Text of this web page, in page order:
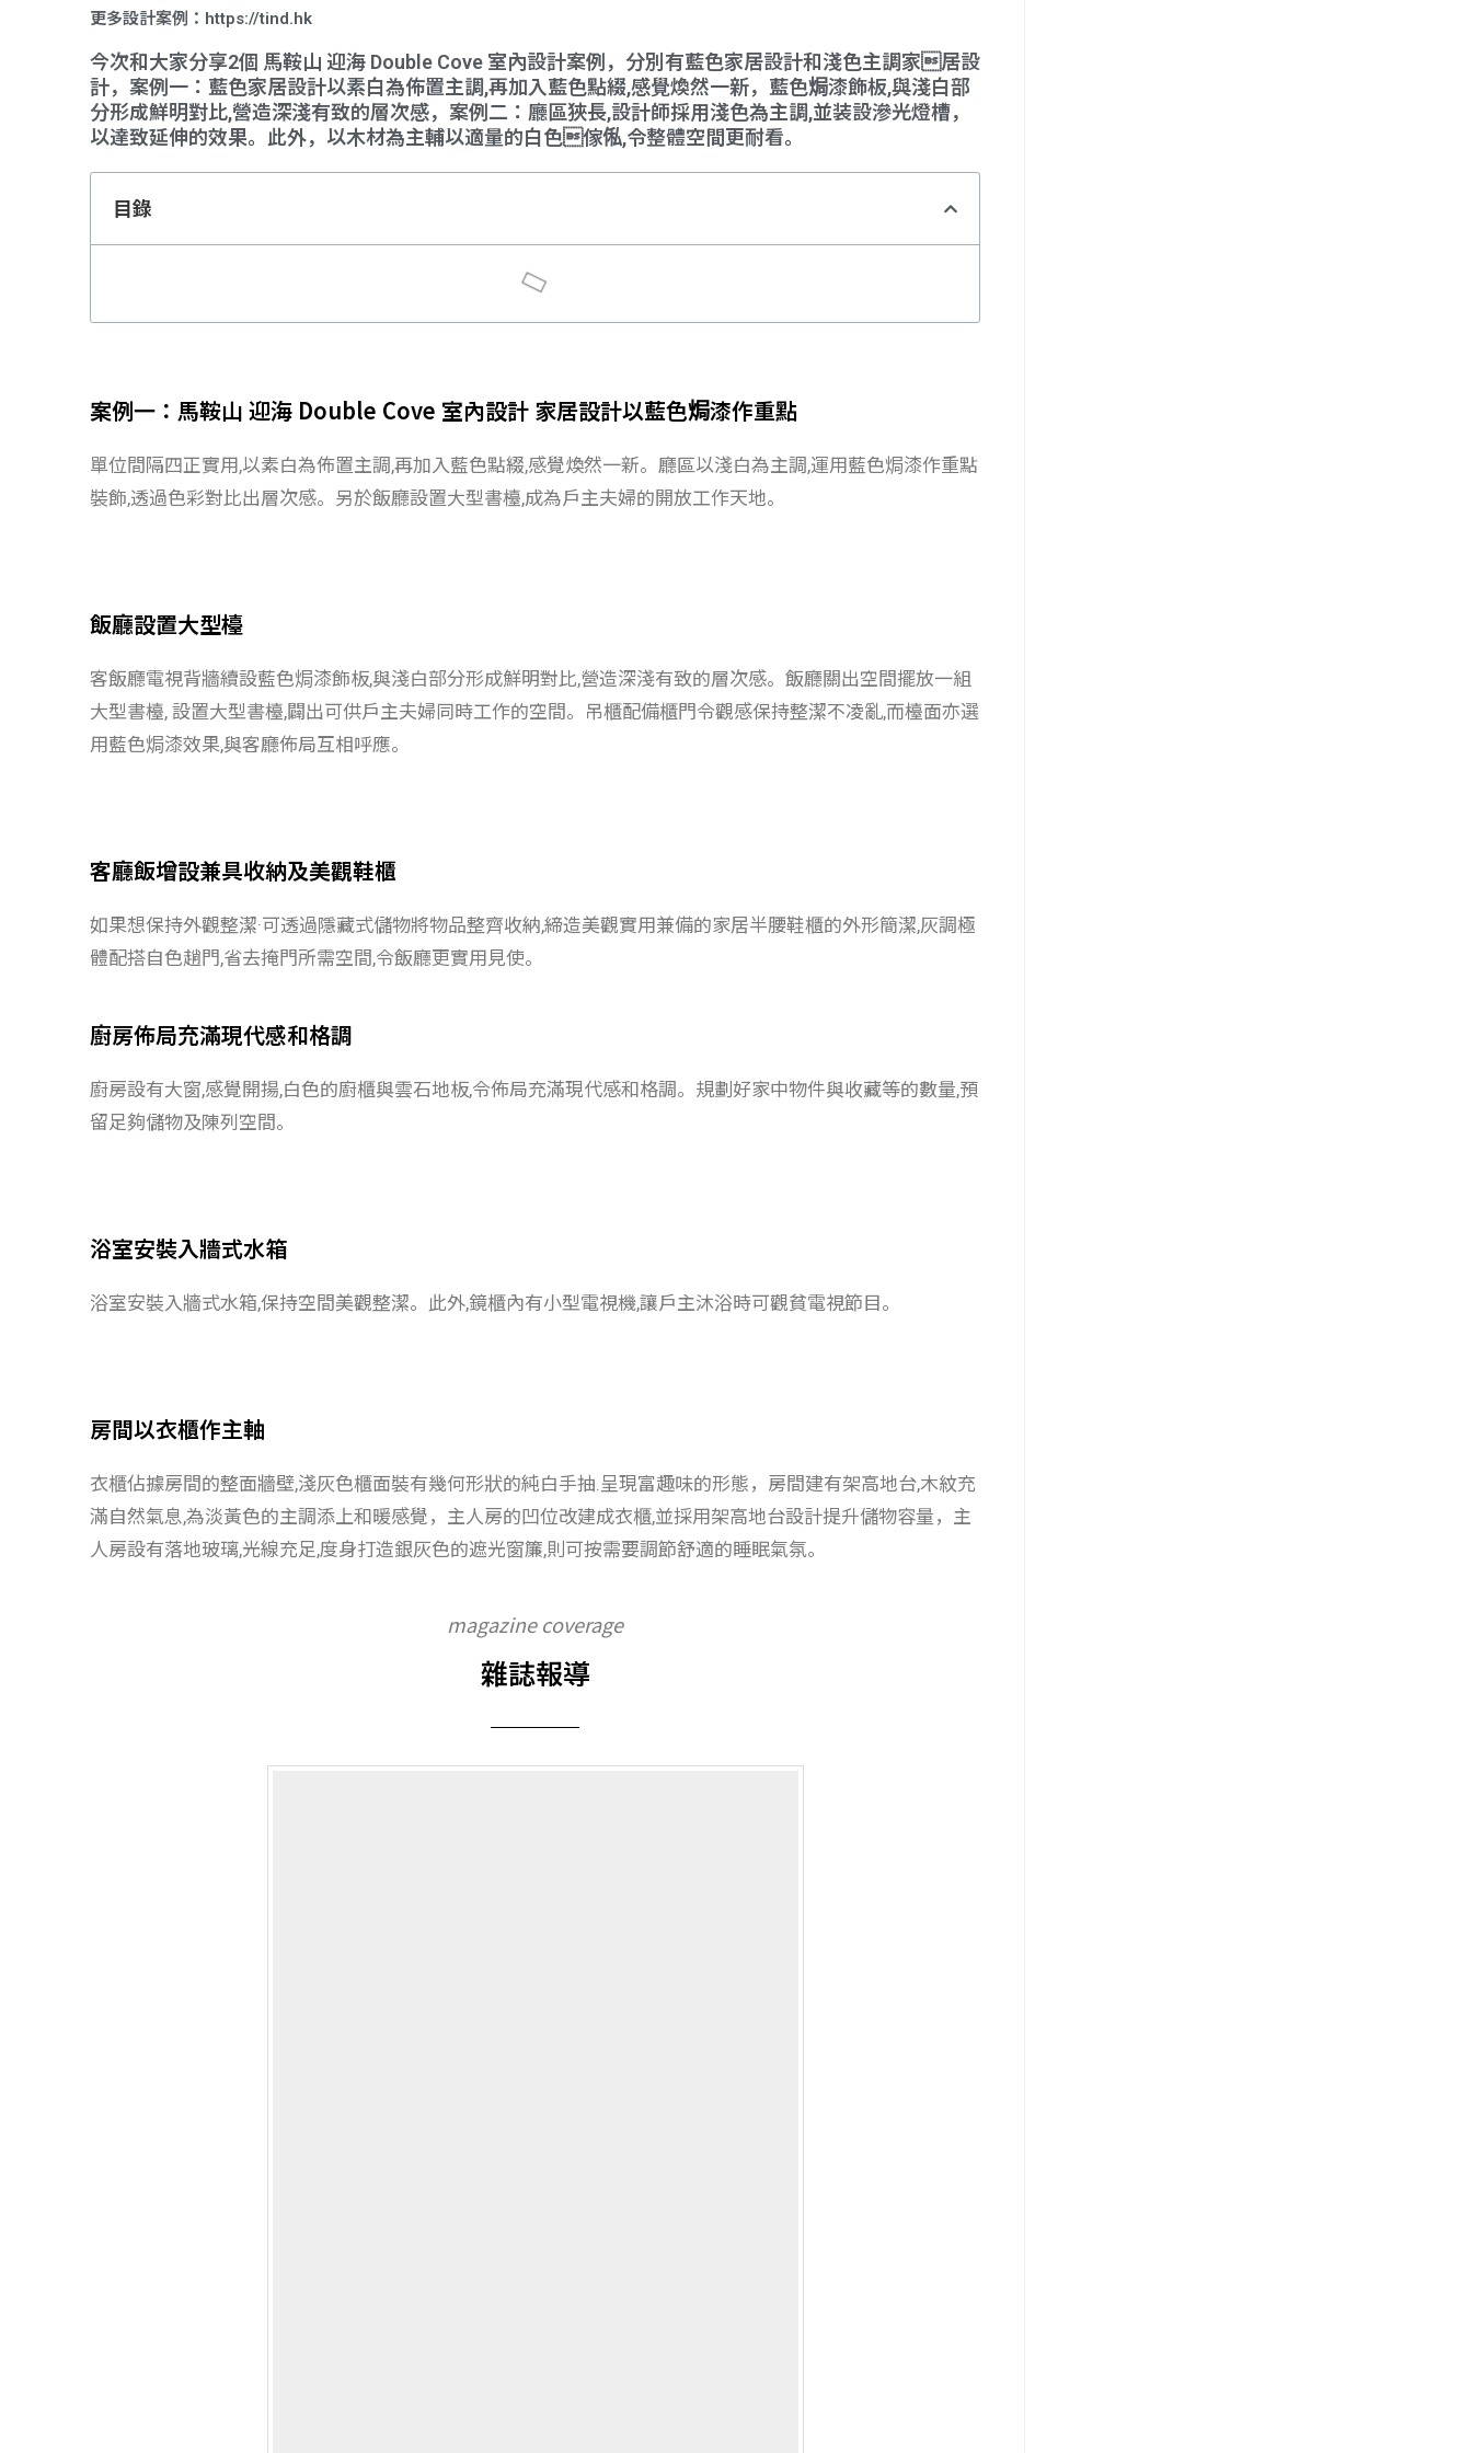
更多設計案例：https://tind.hk
今次和大家分享2個 馬鞍山 迎海 Double Cove 室內設計案例，分別有藍色家居設計和淺色主調家居設
計，案例一：藍色家居設計以素白為佈置主調,再加入藍色點綴,感覺煥然一新，藍色焗漆飾板,與淺白部
分形成鮮明對比,營造深淺有致的層次感，案例二：廳區狹長,設計師採用淺色為主調,並装設滲光燈槽，
以達致延伸的效果。此外，以木材為主輔以適量的白色傢俬,令整體空間更耐看。
目錄
案例一：馬鞍山 迎海 Double Cove 室內設計 家居設計以藍色焗漆作重點
單位間隔四正實用,以素白為佈置主調,再加入藍色點綴,感覺煥然一新。廳區以淺白為主調,運用藍色焗漆作重點
裝飾,透過色彩對比出層次感。另於飯廳設置大型書檯,成為戶主夫婦的開放工作天地。
飯廳設置大型檯
客飯廳電視背牆續設藍色焗漆飾板,與淺白部分形成鮮明對比,營造深淺有致的層次感。飯廳關出空間擺放一組
大型書檯, 設置大型書檯,闢出可供戶主夫婦同時工作的空間。吊櫃配備櫃門令觀感保持整潔不凌亂,而檯面亦選
用藍色焗漆效果,與客廳佈局互相呼應。
客廳飯增設兼具收納及美觀鞋櫃
如果想保持外觀整潔·可透過隱藏式儲物將物品整齊收納,締造美觀實用兼備的家居半腰鞋櫃的外形簡潔,灰調極
體配搭自色趟門,省去掩門所需空間,令飯廳更實用見使。
廚房佈局充滿現代感和格調
廚房設有大窗,感覺開揚,白色的廚櫃與雲石地板,令佈局充滿現代感和格調。規劃好家中物件與收藏等的數量,預
留足夠儲物及陳列空間。
浴室安裝入牆式水箱
浴室安裝入牆式水箱,保持空間美觀整潔。此外,鏡櫃內有小型電視機,讓戶主沐浴時可觀貧電視節目。
房間以衣櫃作主軸
衣櫃佔據房間的整面牆壁,淺灰色櫃面裝有幾何形狀的純白手抽.呈現富趣味的形態，房間建有架高地台,木紋充
滿自然氣息,為淡黃色的主調添上和暖感覺，主人房的凹位改建成衣櫃,並採用架高地台設計提升儲物容量，主
人房設有落地玻璃,光線充足,度身打造銀灰色的遮光窗簾,則可按需要調節舒適的睡眠氣氛。
magazine coverage
雜誌報導